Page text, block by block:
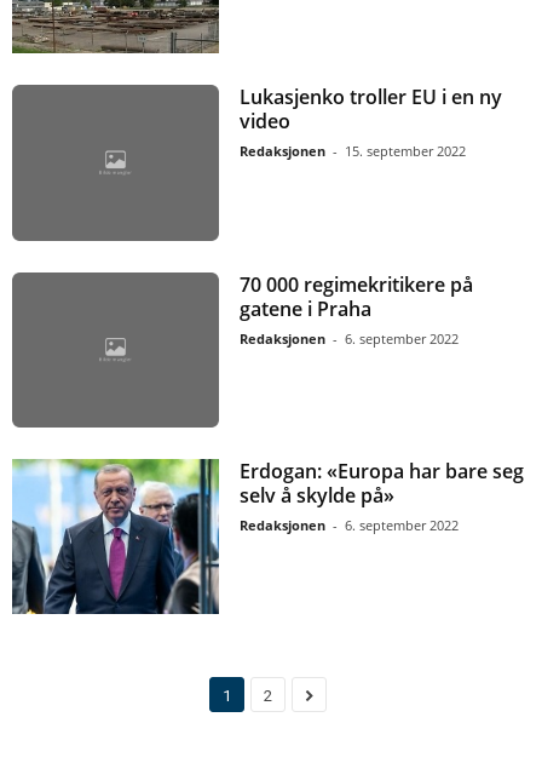
Lukasjenko troller EU i en ny
video
Redaksjonen - 15. september 2022
70 000 regimekritikere på
gatene i Praha
Redaksjonen - 6. september 2022
Erdogan: «Europa har bare seg
selv å skylde på»
Redaksjonen - 6. september 2022
1 2